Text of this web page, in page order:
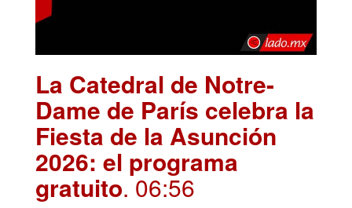
La Catedral de Notre-
Dame de París celebra la
Fiesta de la Asunción
2026: el programa
gratuito. 06:56